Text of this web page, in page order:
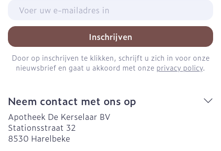
Inschrijven
Door op inschrijven te klikken, schrijft u zich in voor onze
nieuwsbrief en gaat u akkoord met onze privacy policy.
Neem contact met ons op
Apotheek De Kerselaar BV
Stationsstraat 32
8530 Harelbeke